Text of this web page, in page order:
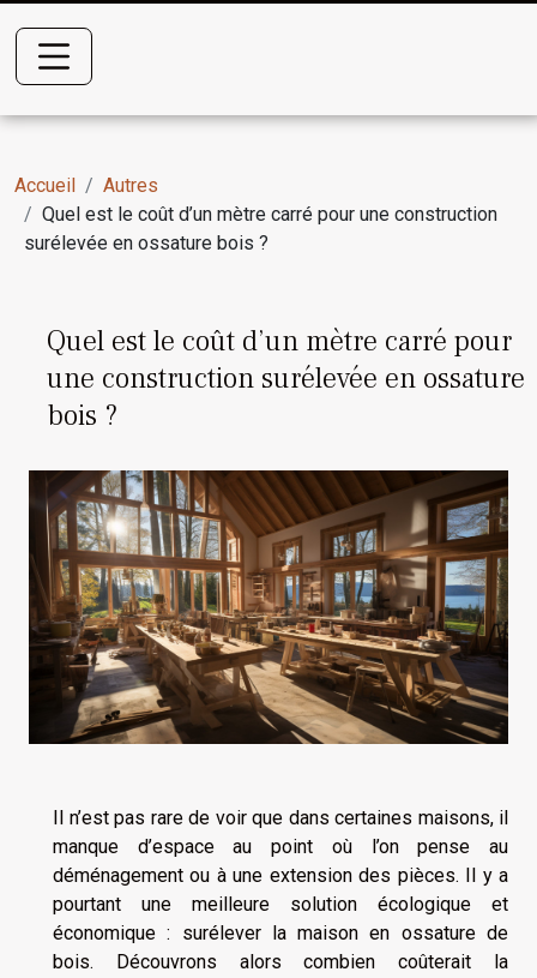
Accueil
Autres
Quel est le coût d’un mètre carré pour une construction
surélevée en ossature bois ?
Quel est le coût d’un mètre carré pour
une construction surélevée en ossature
bois ?
Il n’est pas rare de voir que dans certaines maisons, il
manque d’espace au point où l’on pense au
déménagement ou à une extension des pièces. Il y a
pourtant une meilleure solution écologique et
économique : surélever la maison en ossature de
bois. Découvrons alors combien coûterait la